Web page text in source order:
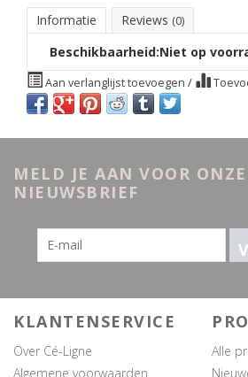
Informatie Reviews (0)
Beschikbaarheid:Niet op
Aan verlanglijst toevoegen /
MELD JE AAN VOOR ONZE
NIEUWSBRIEF
KLANTENSERVICE
Over Cé-Ligne
Algemene voorwaarden
Alle